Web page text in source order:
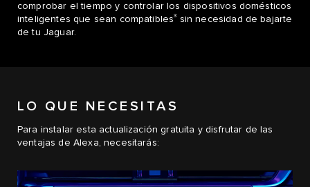
comprobar el tiempo y controlar los dispositivos domésticos
inteligentes que sean compatibles3 sin necesidad de bajarte
de tu Jaguar.
LO QUE NECESITAS
Para instalar esta actualización gratuita y disfrutar de las
ventajas de Alexa, necesitarás: